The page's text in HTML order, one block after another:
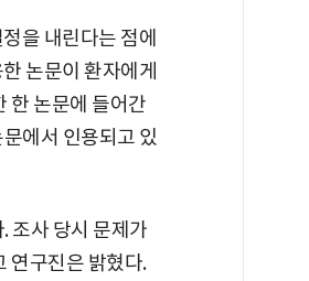
을 내린다는 점에
논문이 환자에게
한 논문에 들어간
에서 인용되고 있
조사 당시 문제가
연구진은 밝혔다.